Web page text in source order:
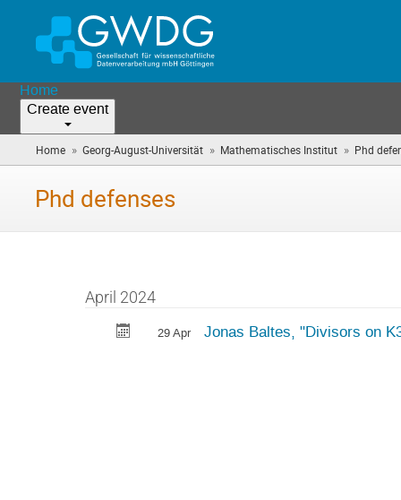
Home
Create event
Home » Georg-August-Universität » Mathematisches Institut » Phd
Phd defenses
April 2024
29 Apr Jonas Baltes, "Divisors on